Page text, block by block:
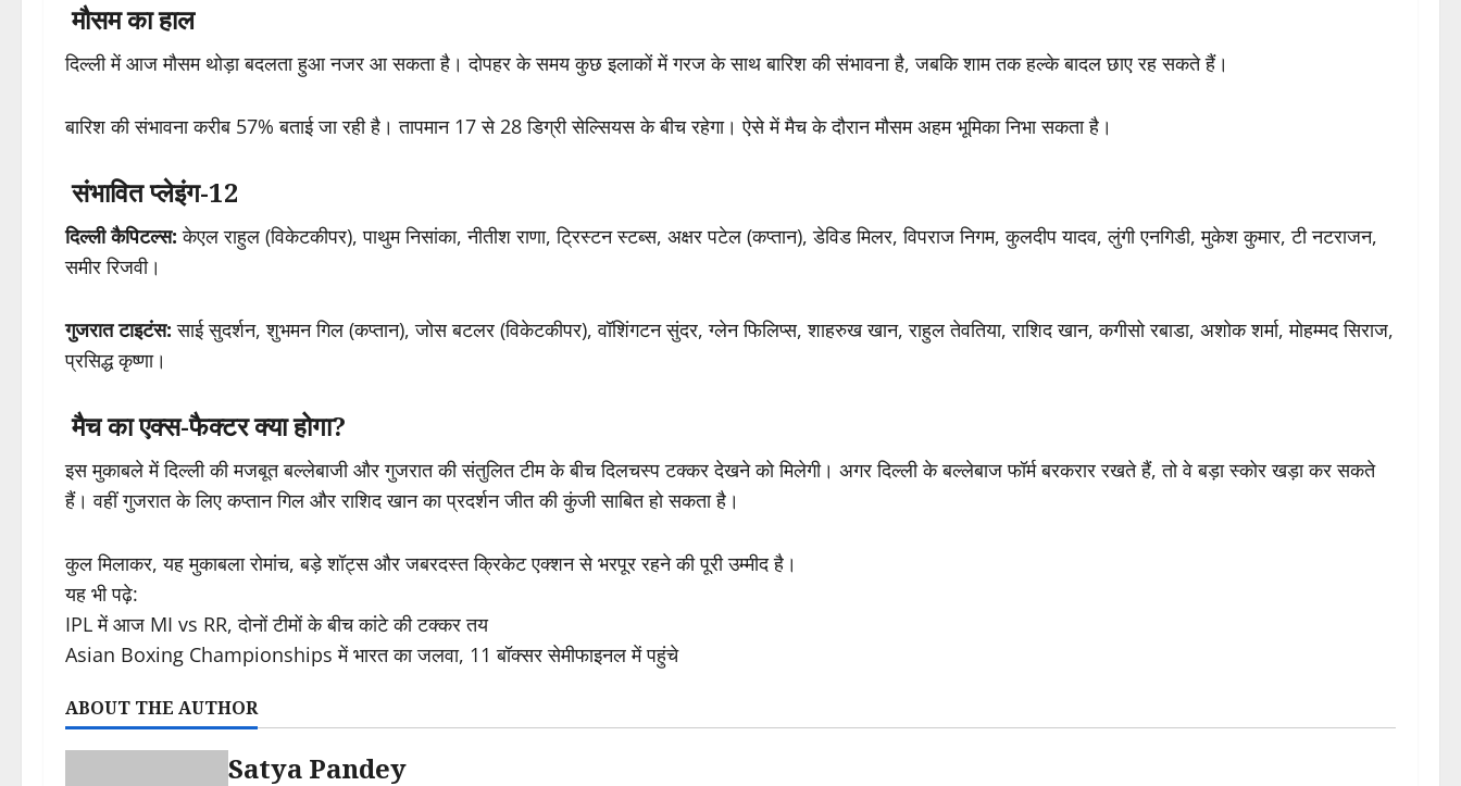
मौसम का हाल
दिल्ली में आज मौसम थोड़ा बदलता हुआ नजर आ सकता है। दोपहर के समय कुछ इलाकों में गरज के साथ बारिश की संभावना है, जबकि शाम तक हल्के बादल छाए रह सकते हैं।
बारिश की संभावना करीब 57% बताई जा रही है। तापमान 17 से 28 डिग्री सेल्सियस के बीच रहेगा। ऐसे में मैच के दौरान मौसम अहम भूमिका निभा सकता है।
संभावित प्लेइंग-12
दिल्ली कैपिटल्स: केएल राहुल (विकेटकीपर), पाथुम निसांका, नीतीश राणा, ट्रिस्टन स्टब्स, अक्षर पटेल (कप्तान), डेविड मिलर, विपराज निगम, कुलदीप यादव, लुंगी एनगिडी, मुकेश कुमार, टी नटराजन,
समीर रिजवी।
गुजरात टाइटंस: साई सुदर्शन, शुभमन गिल (कप्तान), जोस बटलर (विकेटकीपर), वॉशिंगटन सुंदर, ग्लेन फिलिप्स, शाहरुख खान, राहुल तेवतिया, राशिद खान, कगीसो रबाडा, अशोक शर्मा, मोहम्मद सिराज,
प्रसिद्ध कृष्णा।
मैच का एक्स-फैक्टर क्या होगा?
इस मुकाबले में दिल्ली की मजबूत बल्लेबाजी और गुजरात की संतुलित टीम के बीच दिलचस्प टक्कर देखने को मिलेगी। अगर दिल्ली के बल्लेबाज फॉर्म बरकरार रखते हैं, तो वे बड़ा स्कोर खड़ा कर सकते
हैं। वहीं गुजरात के लिए कप्तान गिल और राशिद खान का प्रदर्शन जीत की कुंजी साबित हो सकता है।
कुल मिलाकर, यह मुकाबला रोमांच, बड़े शॉट्स और जबरदस्त क्रिकेट एक्शन से भरपूर रहने की पूरी उम्मीद है।
यह भी पढ़े:
IPL में आज MI vs RR, दोनों टीमों के बीच कांटे की टक्कर तय
Asian Boxing Championships में भारत का जलवा, 11 बॉक्सर सेमीफाइनल में पहुंचे
ABOUT THE AUTHOR
Satya Pandey